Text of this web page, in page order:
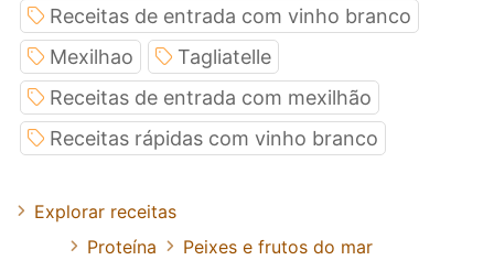
Receitas de entrada com vinho branco
Mexilhao
Tagliatelle
Receitas de entrada com mexilhão
Receitas rápidas com vinho branco
Explorar receitas
Proteína
Peixes e frutos do mar